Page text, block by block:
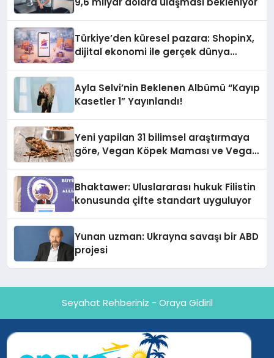
Türkiye’den küresel pazara: ShopinX,
dijital ekonomi ile gerçek dünya
Ayla Selvi’nin Beklenen Albümü “Kayıp
Kasetler 1” Yayınlandı!
Yeni yapilan 31 bilimsel araştırmaya
göre, Vegan Köpek Maması ve Vegan
Bhaktawer: Uluslararası hukuk Filistin
konusunda çifte standart uyguluyor
Yunan uzman: Ukrayna savaşı bir ABD
projesi
Seyahat Rehberiniz - Oraya Gidiril